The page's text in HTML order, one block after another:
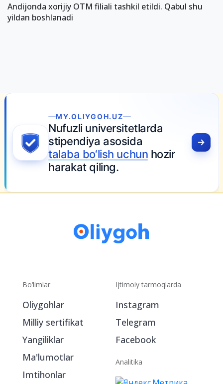
Andijonda xorijiy OTM filiali tashkil etildi. Qabul shu
yildan boshlanadi
MY.OLIYGOH.UZ
Nufuzli universitetlarda
stipendiya asosida
talaba bo‘lish uchun hozir
harakat qiling.
Bo‘limlar
Oliygohlar
Milliy sertifikat
Yangiliklar
Ma'lumotlar
Imtihonlar
Ijtimoiy tarmoqlarda
Instagram
Telegram
Facebook
Analitika